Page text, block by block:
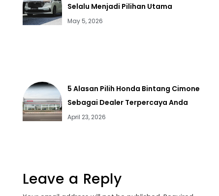
Selalu Menjadi Pilihan Utama
May 5, 2026
5 Alasan Pilih Honda Bintang Cimone
Sebagai Dealer Terpercaya Anda
April 23, 2026
Leave a Reply